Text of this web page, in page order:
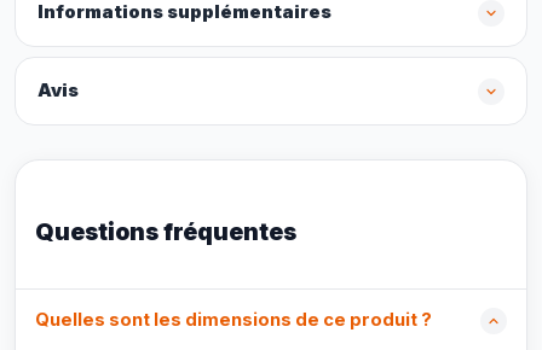
Informations supplémentaires
Avis
Questions fréquentes
Quelles sont les dimensions de ce produit ?